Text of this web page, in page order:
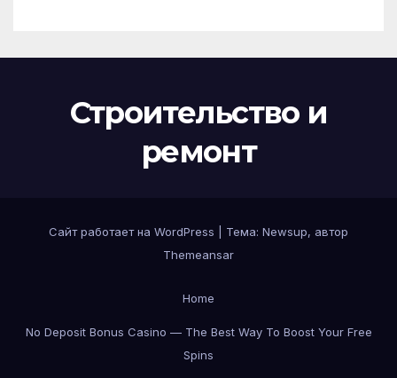
Строительство и
ремонт
Сайт работает на WordPress Тема: Newsup, автор
Themeansar
Home
No Deposit Bonus Casino — The Best Way To Boost Your Free
Spins